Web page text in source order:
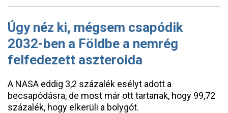
Úgy néz ki, mégsem csapódik
2032-ben a Földbe a nemrég
felfedezett aszteroida
A NASA eddig 3,2 százalék esélyt adott a
becsapódásra, de most már ott tartanak, hogy 99,72
százalék, hogy elkerüli a bolygót.